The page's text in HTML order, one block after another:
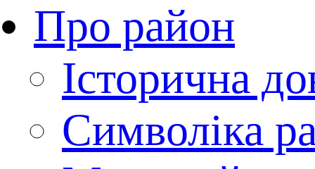
Про район
Історична
Символіка